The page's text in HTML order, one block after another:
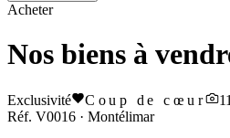
Acheter
Nos biens à
Exclusivité Coup de cœur 11
Réf. V0016 · Montélimar